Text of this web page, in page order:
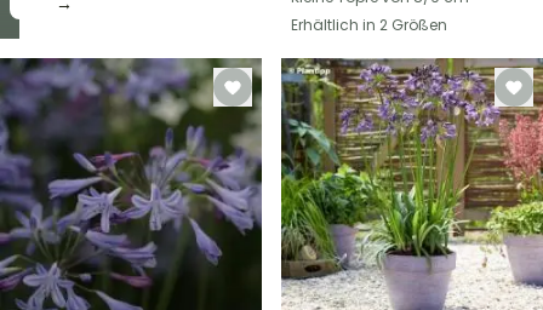
Erhältlich in 2 Größen